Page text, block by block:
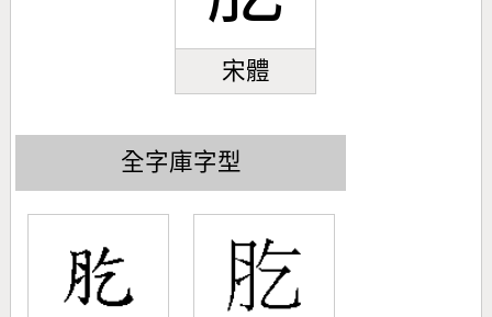
宋體
全字庫字型